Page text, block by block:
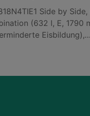
Side by
(632 l, E, 1790
Eisbildung),